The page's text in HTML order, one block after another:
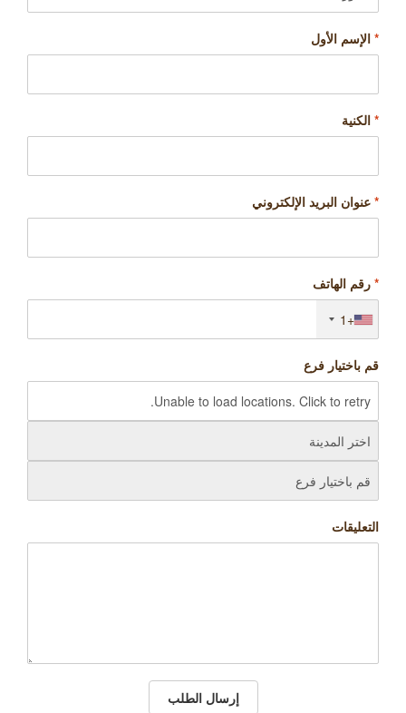
* الإسم الأول
* الكنية
* عنوان البريد الإلكتروني
* رقم الهاتف
+1
قم باختيار فرع
التعليقات
إرسال الطلب